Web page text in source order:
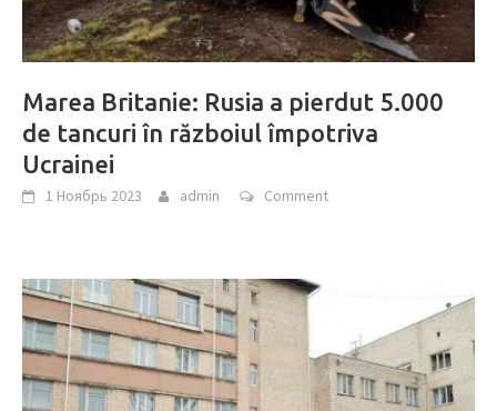
Marea Britanie: Rusia a pierdut 5.000
de tancuri în războiul împotriva
Ucrainei
1 Ноябрь 2023 admin Comment